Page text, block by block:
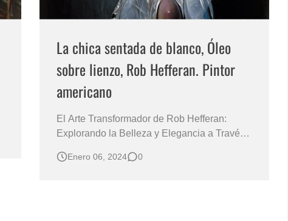
La chica sentada de blanco, Óleo
sobre lienzo, Rob Hefferan. Pintor
americano
El Arte Transformador de Rob Hefferan:
Explorando la Belleza y Elegancia a Través
Mundo Inigualable de Realismo y Emoción
Enero 06, 2024 0